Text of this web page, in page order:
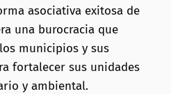
asociativa exitosa de
una burocracia que
municipios y sus
fortalecer sus unidades
y ambiental.